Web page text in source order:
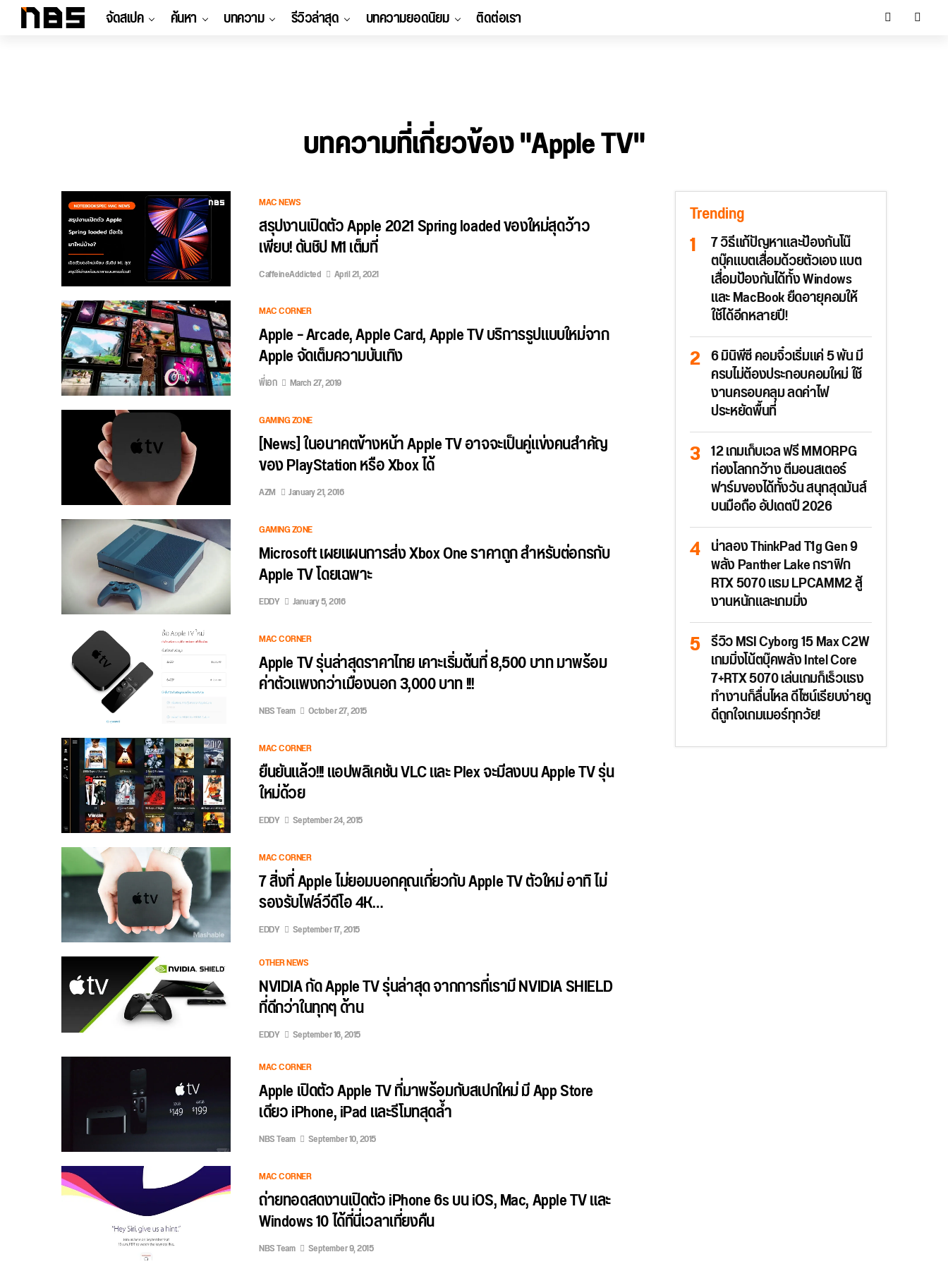
จัดสเปค ค้นหา บทความ รีวิวล่าสุด บทความยอดนิยม ติดต่อเรา
บทความที่เกี่ยวข้อง "Apple TV"
MAC NEWS
สรุปงานเปิดตัว Apple 2021 Spring loaded ของใหม่สุดว้าว
เพียบ! ดันชิป M1 เต็มที่
CaffeineAddicted April 21, 2021
MAC CORNER
Apple – Arcade, Apple Card, Apple TV บริการรูปแบบใหม่จาก
Apple จัดเต็มความบันเทิง
พี่เอก March 27, 2019
GAMING ZONE
[News] ในอนาคตข้างหน้า Apple TV อาจจะเป็นคู่แข่งคนสำคัญ
ของ PlayStation หรือ Xbox ได้
AZM January 21, 2016
GAMING ZONE
Microsoft เผยแผนการส่ง Xbox One ราคาถูก สำหรับต่อกรกับ
Apple TV โดยเฉพาะ
EDDY January 5, 2016
MAC CORNER
Apple TV รุ่นล่าสุดราคาไทย เคาะเริ่มต้นที่ 8,500 บาท มาพร้อม
ค่าตัวแพงกว่าเมืองนอก 3,000 บาท !!!
NBS Team October 27, 2015
MAC CORNER
ยืนยันแล้ว!!! แอปพลิเคชัน VLC และ Plex จะมีลงบน Apple TV รุ่น
ใหม่ด้วย
EDDY September 24, 2015
MAC CORNER
7 สิ่งที่ Apple ไม่ยอมบอกคุณเกี่ยวกับ Apple TV ตัวใหม่ อาทิ ไม่
รองรับไฟล์วีดีโอ 4K…
EDDY
September 17, 2015
OTHER NEWS
NVIDIA กัด Apple TV รุ่นล่าสุด จากการที่เรามี NVIDIA SHIELD
ที่ดีกว่าในทุกๆ ด้าน
EDDY
September 16, 2015
MAC CORNER
Apple เปิดตัว Apple TV ที่มาพร้อมกับสเปกใหม่ มี App Store
เดียว iPhone, iPad และรีโมทสุดล้ำ
NBS Team September 10, 2015
MAC CORNER
ถ่ายทอดสดงานเปิดตัว iPhone 6s บน iOS, Mac, Apple TV และ
Windows 10 ได้ที่นี่เวลาเที่ยงคืน
NBS Team September 9, 2015
Trending
7 วิธีแก้ปัญหาและป้องกันโน๊
ตบุ๊คแบตเสื่อมด้วยตัวเอง แบต
เสื่อมป้องกันได้ทั้ง Windows
และ MacBook ยืดอายุคอมให้
ใช้ได้อีกหลายปี!
6 มินิพีซี คอมจิ๋วเริ่มแค่ 5 พัน มี
ครบไม่ต้องประกอบคอมใหม่ ใช้
งานครอบคลุม ลดค่าไฟ
ประหยัดพื้นที่
12 เกมเก็บเวล ฟรี MMORPG
ท่องโลกกว้าง ตีมอนสเตอร์
ฟาร์มของได้ทั้งวัน สนุกสุดมันส์
บนมือถือ อัปเดตปี 2026
น่าลอง ThinkPad T1g Gen 9
พลัง Panther Lake กราฟิก
RTX 5070 แรม LPCAMM2 สู้
งานหนักและเกมมิ่ง
รีวิว MSI Cyborg 15 Max C2W
เกมมิ่งโน้ตบุ๊คพลัง Intel Core
7+RTX 5070 เล่นเกมก็เร็วแรง
ทำงานก็ลื่นไหล ดีไซน์เรียบง่ายดู
ดีถูกใจเกมเมอร์ทุกวัย!